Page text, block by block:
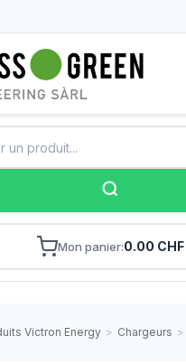
Green
Mon panier 0.00 CHF
Victron Energy > Chargeurs >